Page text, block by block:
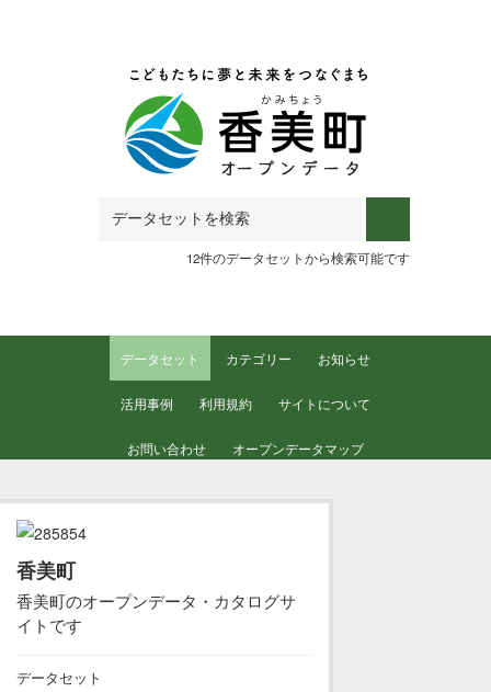
12件のデータセットから検索可能です
データセット カテゴリー お知らせ
活用事例 利用規約 サイトについて
お問い合わせ オープンデータマップ
香美町
香美町のオープンデータ・カタログサ
イトです
データセット